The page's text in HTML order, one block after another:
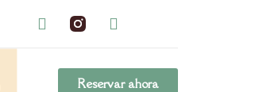
Reservar ahora